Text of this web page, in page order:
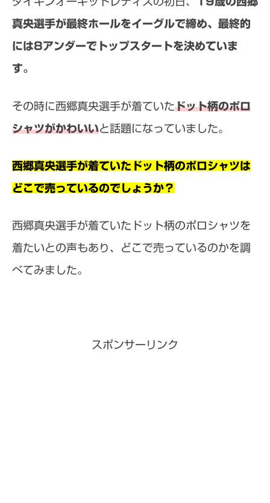
真央選手が最終ホールをイーグルで締め、最終的
には8アンダーでトップスタートを決めていま
す。
その時に西郷真央選手が着ていたドット柄のポロ
シャツがかわいいと話題になっていました。
西郷真央選手が着ていたドット柄のポロシャツは
どこで売っているのでしょうか？
西郷真央選手が着ていたドット柄のポロシャツを
着たいとの声もあり、どこで売っているのかを調
べてみました。
スポンサーリンク